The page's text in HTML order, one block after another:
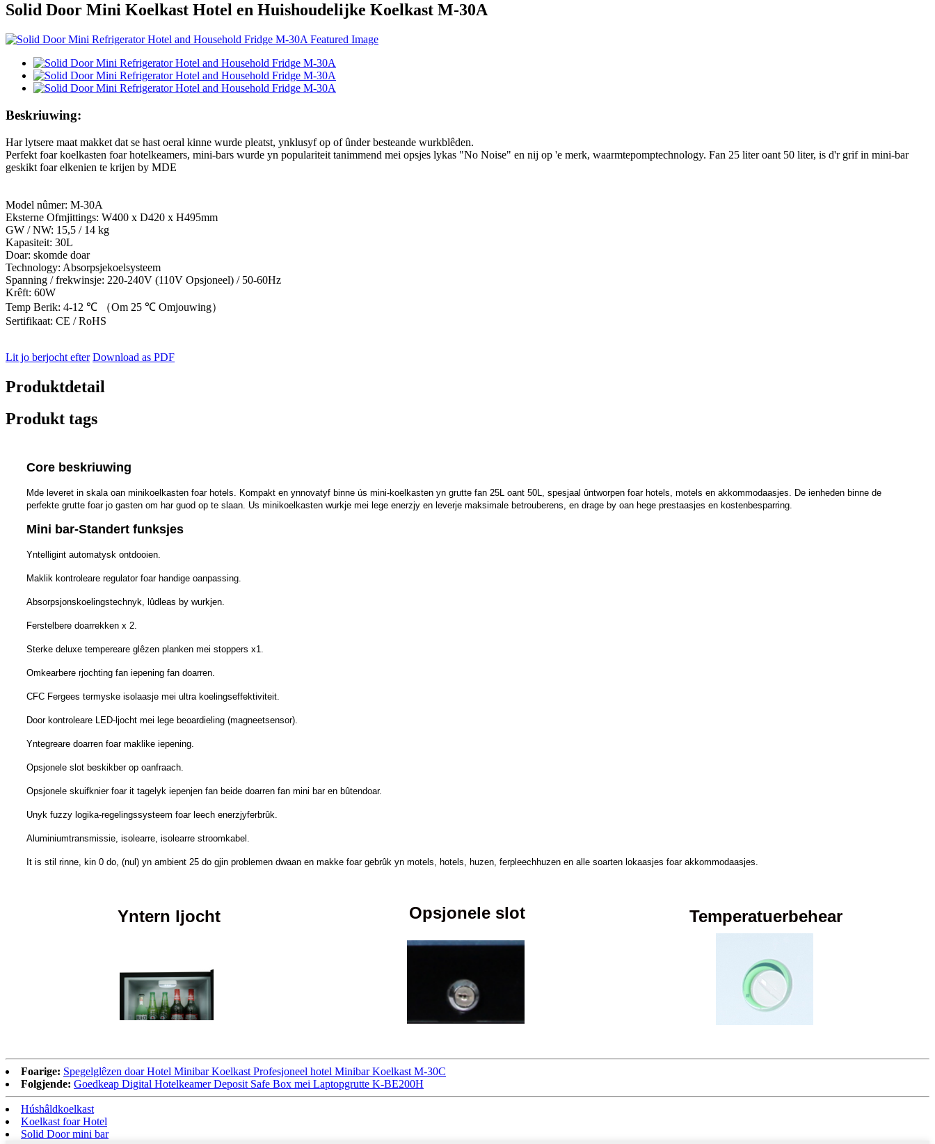
Solid Door Mini Koelkast Hotel en Huishoudelijke Koelkast M-30A
Beskriuwing:
Har lytsere maat makket dat se hast oeral kinne wurde pleatst, ynklusyf op of ûnder besteande wurkblêden.
Perfekt foar koelkasten foar hotelkeamers, mini-bars wurde yn populariteit tanimmend mei opsjes lykas "No Noise" en nij op 'e merk, waarmtepomptechnology. Fan 25 liter oant 50 liter, is d'r grif in mini-bar
geskikt foar elkenien te krijen by MDE
Model nûmer: M-30A
Eksterne Ofmjittings: W400 x D420 x H495mm
GW / NW: 15,5 / 14 kg
Kapasiteit: 30L
Doar: skomde doar
Technology: Absorpsjekoelsysteem
Spanning / frekwinsje: 220-240V (110V Opsjoneel) / 50-60Hz
Krêft: 60W
Temp Berik: 4-12 ℃ （Om 25 ℃ Omjouwing）
Sertifikaat: CE / RoHS
Lit jo berjocht efter Download as PDF
Produktdetail
Produkt tags
Core beskriuwing
Mde leveret in skala oan minikoelkasten foar hotels. Kompakt en ynnovatyf binne ús mini-koelkasten yn grutte fan 25L oant 50L, spesjaal ûntworpen foar hotels, motels en akkommodaasjes. De ienheden binne de
perfekte grutte foar jo gasten om har guod op te slaan. Us minikoelkasten wurkje mei lege enerzjy en leverje maksimale betrouberens, en drage by oan hege prestaasjes en kostenbesparring.
Mini bar-Standert funksjes
Yntelligint automatysk ontdooien.
Maklik kontroleare regulator foar handige oanpassing.
Absorpsjonskoelingstechnyk, lûdleas by wurkjen.
Ferstelbere doarrekken x 2.
Sterke deluxe tempereare glêzen planken mei stoppers x1.
Omkearbere rjochting fan iepening fan doarren.
CFC Fergees termyske isolaasje mei ultra koelingseffektiviteit.
Door kontroleare LED-ljocht mei lege beoardieling (magneetsensor).
Yntegreare doarren foar maklike iepening.
Opsjonele slot beskikber op oanfraach.
Opsjonele skuifknier foar it tagelyk iepenjen fan beide doarren fan mini bar en bûtendoar.
Unyk fuzzy logika-regelingssysteem foar leech enerzjyferbrûk.
Aluminiumtransmissie, isolearre, isolearre stroomkabel.
It is stil rinne, kin 0 do, (nul) yn ambient 25 do gjin problemen dwaan en makke foar gebrûk yn motels, hotels, huzen, ferpleechhuzen en alle soarten lokaasjes foar akkommodaasjes.
Yntern ljocht Opsjonele slot Temperatuerbehear
Foarige: Spegelglêzen doar Hotel Minibar Koelkast Profesjoneel hotel Minibar Koelkast M-30C
Folgjende: Goedkeap Digital Hotelkeamer Deposit Safe Box mei Laptopgrutte K-BE200H
Húshâldkoelkast
Koelkast foar Hotel
Solid Door mini bar